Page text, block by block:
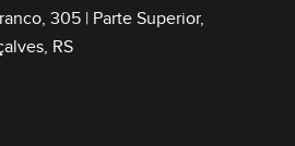
305 | Parte Superior,
RS